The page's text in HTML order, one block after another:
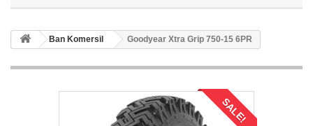
Ban Komersil Goodyear Xtra Grip 750-15 6PR
SALE!